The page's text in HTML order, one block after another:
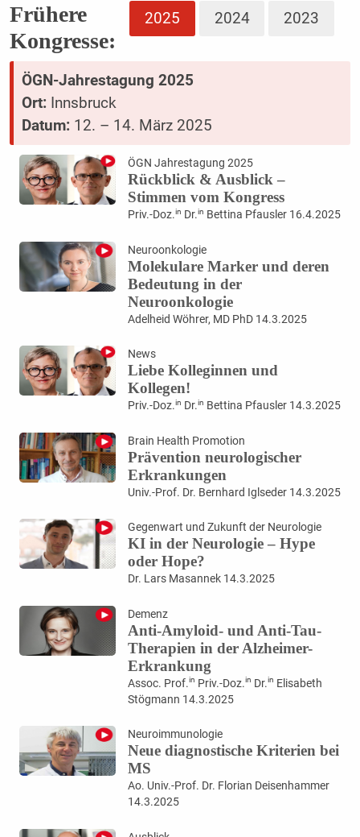
Frühere
Kongresse:
2025 2024 2023
ÖGN-Jahrestagung 2025
Ort:Innsbruck
Datum: 12. – 14. März 2025
ÖGN Jahrestagung 2025
Rückblick & Ausblick –
Stimmen vom Kongress
Priv.-Doz.in Dr.in Bettina Pfausler 16.4.2025
Neuroonkologie
Molekulare Marker und deren
Bedeutung in der
Neuroonkologie
Adelheid Wöhrer, MD PhD 14.3.2025
News
Liebe Kolleginnen und
Kollegen!
Priv.-Doz.in Dr.in Bettina Pfausler 14.3.2025
Brain Health Promotion
Prävention neurologischer
Erkrankungen
Univ.-Prof. Dr. Bernhard Iglseder 14.3.2025
Gegenwart und Zukunft der Neurologie
KI in der Neurologie – Hype
oder Hope?
Dr. Lars Masannek 14.3.2025
Demenz
Anti-Amyloid- und Anti-Tau-
Therapien in der Alzheimer-
Erkrankung
Assoc. Prof.in Priv.-Doz.in Dr.in Elisabeth
Stögmann 14.3.2025
Neuroimmunologie
Neue diagnostische Kriterien bei
MS
Ao. Univ.-Prof. Dr. Florian Deisenhammer
14.3.2025